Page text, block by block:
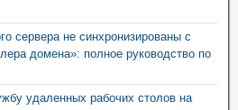
сервера не синхронизированы с
домена»: полное руководство по
удаленных рабочих столов на